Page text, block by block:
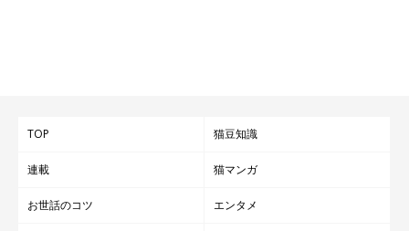
TOP 猫豆知識
連載 猫マンガ
お世話のコツ エンタメ